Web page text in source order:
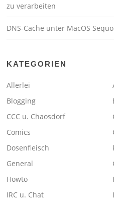
zu verarbeiten
DNS-Cache unter MacOS
KATEGORIEN
Allerlei
Blogging
CCC u. Chaosdorf
Comics
Dosenfleisch
General
Howto
IRC u. Chat